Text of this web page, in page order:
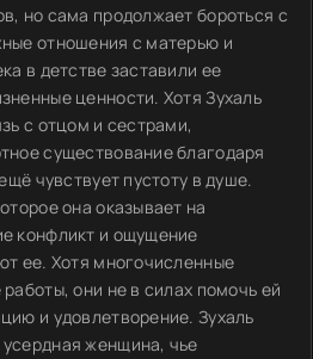
но сама продолжает бороться с
отношения с матерью и
в детстве заставили ее
ценности. Хотя Зухаль
с отцом и сестрами,
существование благодаря
чувствует пустоту в душе.
она оказывает на
конфликт и ощущение
ее. Хотя многочисленные
они не в силах помочь ей
и удовлетворение. Зухаль
женщина, чье